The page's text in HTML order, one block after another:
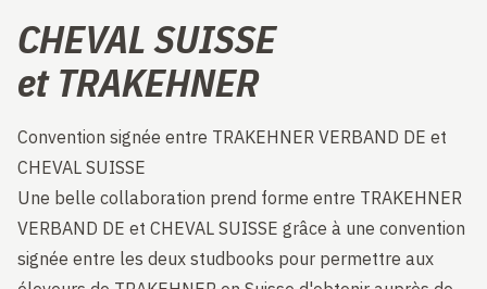
CHEVAL SUISSE
et TRAKEHNER
Convention signée entre TRAKEHNER VERBAND DE et
CHEVAL SUISSE
Une belle collaboration prend forme entre TRAKEHNER
VERBAND DE et CHEVAL SUISSE grâce à une convention
signée entre les deux studbooks pour permettre aux